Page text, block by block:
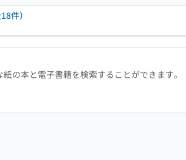
件）
の本と電子書籍を検索することができます。